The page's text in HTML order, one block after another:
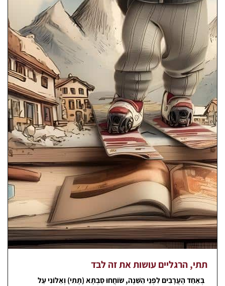
תתי, הרגליים עושות את זה לבד
בְּאַחַד הָעֲרָבִים לִפְנֵי הַשֵּׁנָה, שׂוֹחֲחוּ סַבְתָּא (תָּתִי) וְאַלּוֹנִי עַל